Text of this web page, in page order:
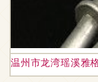
温州市龙湾瑶溪雅